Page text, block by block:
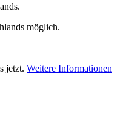
möglich.
jetzt. Weitere Informationen